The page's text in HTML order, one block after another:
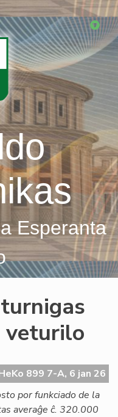
Esperanta
veturilo
899 7-A, 6 jan 26
por funkciado de la
averaĝe ĉ. 320.000